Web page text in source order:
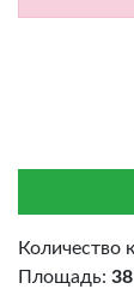
Количество
Площадь: 38